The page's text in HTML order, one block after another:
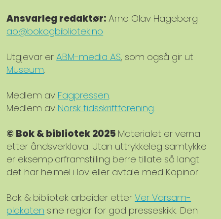
Ansvarleg redaktør:Arne Olav Hageberg
ao@bokogbibliotek.no
Utgjevar erABM-media AS, som også gir ut
Museum.
Medlem av Fagpressen.
Medlem av Norsk tidsskriftforening.
© Bok & bibliotek 2025 Materialet er verna
etter åndsverklova. Utan uttrykkeleg samtykke
er eksemplarframstilling berre tillate så langt
det har heimel i lov eller avtale med Kopinor.
Bok & bibliotek arbeider etterVer Varsam-
plakaten sine reglar for god presseskikk. Den